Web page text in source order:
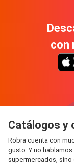
con
Catálogos y
Robra cuenta con
gusto. Y no
supermercados,